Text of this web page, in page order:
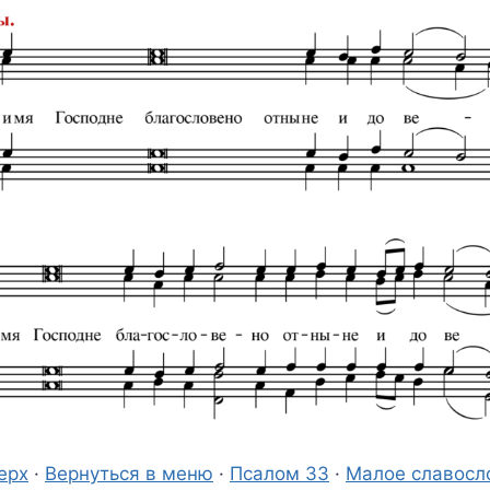
· Вернуться в меню · Псалом 33 · Малое